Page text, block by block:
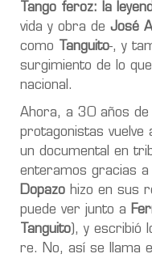
Tango feroz: la
vida y obra de José
como
Tanguito-, y
surgimiento de lo
nacional.
Ahora, a 30 años
protagonistas
un documental en
enteramos gracias
Dopazo hizo en sus
puede ver junto a
Tanguito ), y escribió
re. No, así se llama